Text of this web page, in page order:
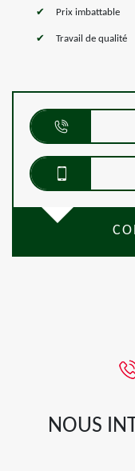
Prix imbattable
Travail de qualité
NOUS